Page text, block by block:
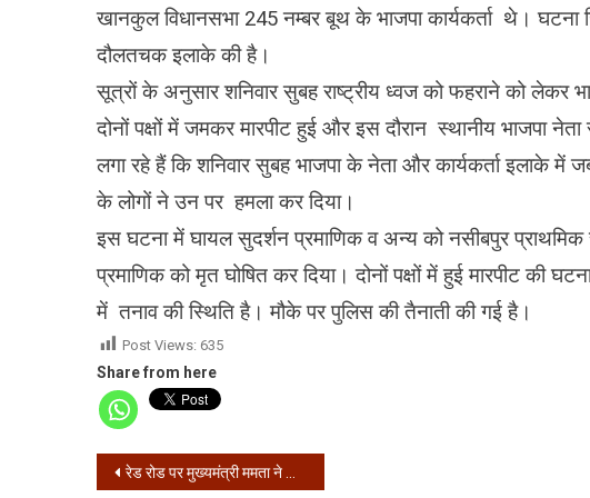
खानकुल विधानसभा 245 नम्बर बूथ के भाजपा कार्यकर्ता थे।घटना
दौलतचक इलाके की है।
सूत्रों के अनुसार शनिवार सुबह राष्ट्रीय ध्वज को फहराने को
दोनों पक्षों में जमकर मारपीट हुई और इस दौरान स्थानीय भाजपा
लगा रहे हैं कि शनिवार सुबह भाजपा के नेता और कार्यकर्ता इलाके
के लोगों ने उन पर हमला कर दिया।
इस घटना में घायल सुदर्शन प्रमाणिक व अन्य को नसीबपुर प्राथमिक
प्रमाणिक को मृत घोषित कर दिया। दोनों पक्षों में हुई मारपीट की
में तनाव की स्थिति है। मौके पर पुलिस की तैनाती की गई है।
Post Views: 635
Share from here
Post
रेड रोड पर मुख्यमंत्री ममता ने फहराया तिरंगा, 25 कोरोना योद्धाओं को किया सम्मानित